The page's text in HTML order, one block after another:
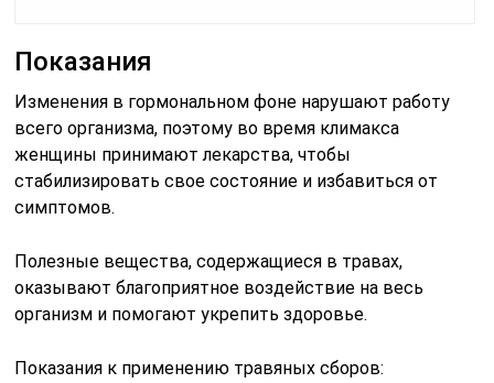
Показания
Изменения в гормональном фоне нарушают работу
всего организма, поэтому во время климакса
женщины принимают лекарства, чтобы
стабилизировать свое состояние и избавиться от
симптомов.
Полезные вещества, содержащиеся в травах,
оказывают благоприятное воздействие на весь
организм и помогают укрепить здоровье.
Показания к применению травяных сборов: